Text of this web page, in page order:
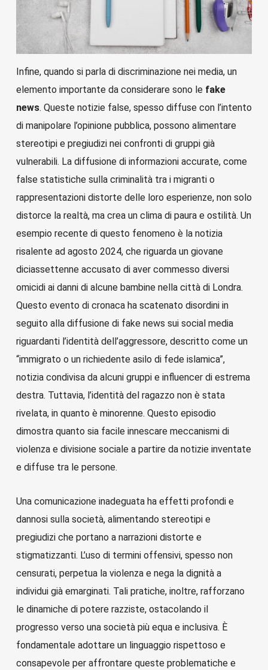
Infine, quando si parla di discriminazione nei media, un
elemento importante da considerare sono le fake
news. Queste notizie false, spesso diffuse con l’intento
di manipolare l’opinione pubblica, possono alimentare
stereotipi e pregiudizi nei confronti di gruppi già
vulnerabili. La diffusione di informazioni accurate, come
false statistiche sulla criminalità tra i migranti o
rappresentazioni distorte delle loro esperienze, non solo
distorce la realtà, ma crea un clima di paura e ostilità. Un
esempio recente di questo fenomeno è la notizia
risalente ad agosto 2024, che riguarda un giovane
diciassettenne accusato di aver commesso diversi
omicidi ai danni di alcune bambine nella città di Londra.
Questo evento di cronaca ha scatenato disordini in
seguito alla diffusione di fake news sui social media
riguardanti l’identità dell’aggressore, descritto come un
“immigrato o un richiedente asilo di fede islamica”,
notizia condivisa da alcuni gruppi e influencer di estrema
destra. Tuttavia, l’identità del ragazzo non è stata
rivelata, in quanto è minorenne. Questo episodio
dimostra quanto sia facile innescare meccanismi di
violenza e divisione sociale a partire da notizie inventate
e diffuse tra le persone.
Una comunicazione inadeguata ha effetti profondi e
dannosi sulla società, alimentando stereotipi e
pregiudizi che portano a narrazioni distorte e
stigmatizzanti. L’uso di termini offensivi, spesso non
censurati, perpetua la violenza e nega la dignità a
individui già emarginati. Tali pratiche, inoltre, rafforzano
le dinamiche di potere razziste, ostacolando il
progresso verso una società più equa e inclusiva. È
fondamentale adottare un linguaggio rispettoso e
consapevole per affrontare queste problematiche e